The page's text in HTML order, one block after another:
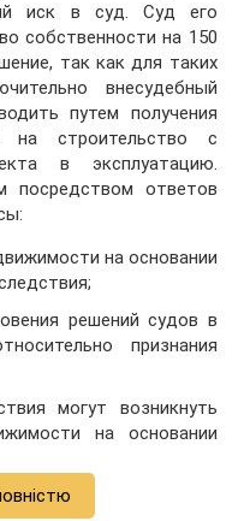
иск в суд. Суд его
собственности на 150
так как для таких
внесудебный
путем получения
на строительство с
в эксплуатацию.
посредством ответов
на основании
решений судов в
признания
могут возникнуть
на основании